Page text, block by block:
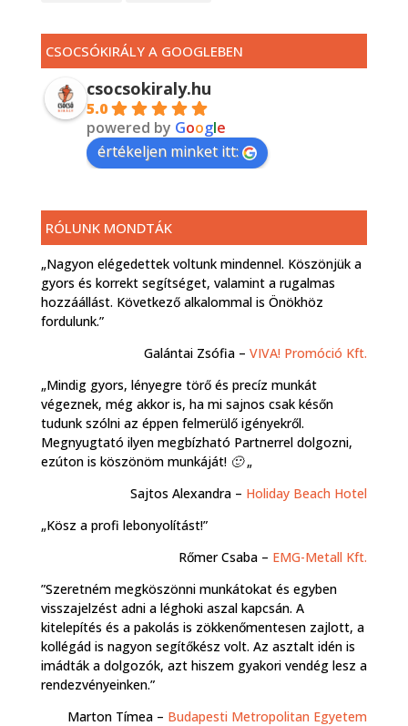
CSOCSÓKIRÁLY A GOOGLEBEN
csocsokiraly.hu
5.0
powered by Google
értékeljen minket itt:
RÓLUNK MONDTÁK
„Nagyon elégedettek voltunk mindennel. Köszönjük a
gyors és korrekt segítséget, valamint a rugalmas
hozzáállást. Következő alkalommal is Önökhöz
fordulunk.”
Galántai Zsófia –VIVA! Promóció Kft.
„Mindig gyors, lényegre törő és precíz munkát
végeznek, még akkor is, ha mi sajnos csak későn
tudunk szólni az éppen felmerülő igényekről.
Megnyugtató ilyen megbízható Partnerrel dolgozni,
ezúton is köszönöm munkáját! 🙂 „
Sajtos Alexandra – Holiday Beach Hotel
„Kösz a profi lebonyolítást!”
Rőmer Csaba – EMG-Metall Kft.
”Szeretném megköszönni munkátokat és egyben
visszajelzést adni a léghoki aszal kapcsán. A
kitelepítés és a pakolás is zökkenőmentesen zajlott, a
kollégád is nagyon segítőkész volt. Az asztalt idén is
imádták a dolgozók, azt hiszem gyakori vendég lesz a
rendezvényeinken.”
Marton Tímea – Budapesti Metropolitan Egyetem